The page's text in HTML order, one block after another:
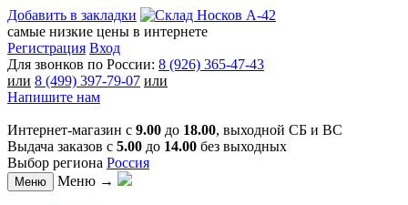
Добавить в закладки
самые низкие цены в интернете
Регистрация Вход
Для звонков по России: 8 (926) 365-47-43
или 8 (499) 397-79-07 или
Напишите нам
Интернет-магазин с 9.00 до 18.00, выходной СБ и ВС
Выдача заказов с 5.00 до 14.00 без выходных
Выбор региона Россия
Меню Меню →